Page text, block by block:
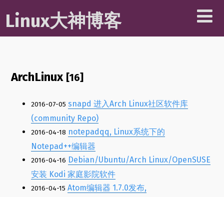
Linux大神博客
ArchLinux [16]
2016-07-05 snapd 进入Arch Linux社区软件库
(community Repo)
2016-04-18 notepadqq, Linux系统下的
Notepad++编辑器
2016-04-16 Debian/Ubuntu/Arch Linux/OpenSUSE
安装 Kodi 家庭影院软件
2016-04-15 Atom编辑器 1.7.0发布,